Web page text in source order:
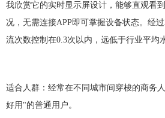
我欣赏它的实时显示屏设计，能够直观看
况，无需连接APP即可掌握设备状态。经
流次数控制在0.3次以内，远低于行业平均
适合人群：经常在不同城市间穿梭的商务
好用"的普通用户。